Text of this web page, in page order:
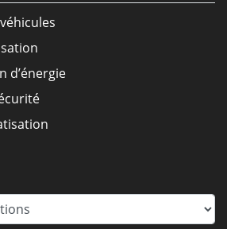
d’énergie